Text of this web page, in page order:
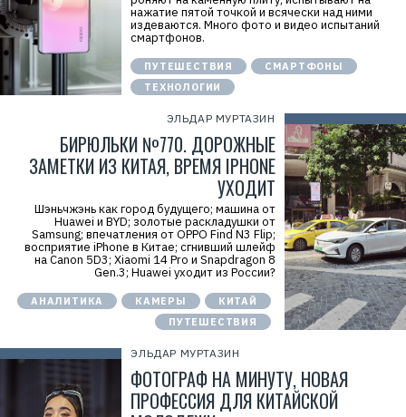
нажатие пятой точкой и всячески над ними
издеваются. Много фото и видео испытаний
смартфонов.
ПУТЕШЕСТВИЯ
СМАРТФОНЫ
ТЕХНОЛОГИИ
ЭЛЬДАР МУРТАЗИН
БИРЮЛЬКИ №770. ДОРОЖНЫЕ
ЗАМЕТКИ ИЗ КИТАЯ, ВРЕМЯ IPHONE
УХОДИТ
Шэньчжэнь как город будущего; машина от
Huawei и BYD; золотые раскладушки от
Samsung; впечатления от OPPO Find N3 Flip;
восприятие iPhone в Китае; сгнивший шлейф
на Canon 5D3; Xiaomi 14 Pro и Snapdragon 8
Gen.3; Huawei уходит из России?
АНАЛИТИКА КАМЕРЫ
КИТАЙ
ПУТЕШЕСТВИЯ
ЭЛЬДАР МУРТАЗИН
ФОТОГРАФ НА МИНУТУ, НОВАЯ
ПРОФЕССИЯ ДЛЯ КИТАЙСКОЙ